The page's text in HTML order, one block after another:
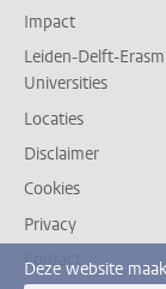
Impact
Leiden-Delft-
Universities
Locaties
Disclaimer
Cookies
Privacy
Contact
Deze website